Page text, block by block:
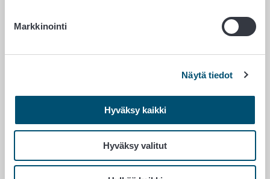
Markkinointi
Näytä tiedot
Hyväksy kaikki
Hyväksy valitut
20. toukokuuta 2026
vähentämiseksi tarvitaan yhteisiä toimia
Valtion ravitsemusneuvottelukunta
julkaisi hallitusohjelmaehdotuksensa:
Terveyttä edistävä ravitsemus on
investointi terveyteen, toimintakykyyn,
tasa-arvoon ja kestävään talouteen